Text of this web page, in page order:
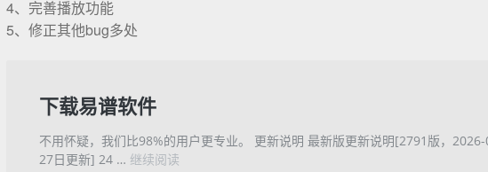
4、完善播放功能
5、修正其他bug多处